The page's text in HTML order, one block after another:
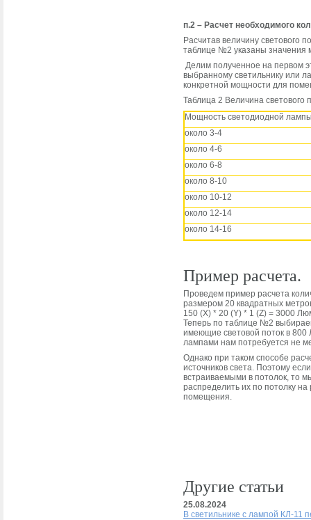
п.2 – Расчет необходимого
Расчитав величину светового
таблице №2 указаны значения
Делим полученное на первом
выбранному светильнику или
конкретной мощности для
Таблица 2 Величина
Мощность светодиодной
около 3-4
около 4-6
около 6-8
около 8-10
около 10-12
около 12-14
около 14-16
Пример расчета.
Проведем пример расчета
размером 20 квадратных
150 (X) * 20 (Y) * 1 (Z) = 3000
Теперь по таблице №2
имеющие световой поток в
лампами нам потребуется не
Однако при таком способе
источников света. Поэтому
встраиваемыми в потолок, то
распределить их по потолку
помещения.
Другие статьи
25.08.2024
В светильнике с лампой КЛ-11